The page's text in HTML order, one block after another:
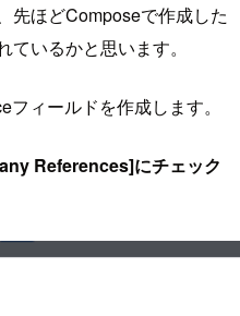
先ほどComposeで作成した
いるかと思います。
ィールドを作成します。
References]にチェック